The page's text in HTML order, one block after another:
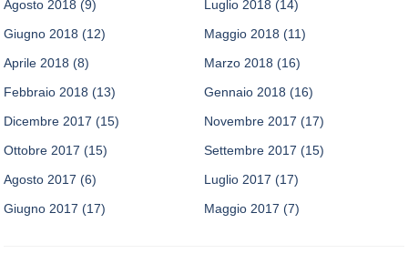
Agosto 2018 (9) Luglio 2018 (14)
Giugno 2018 (12) Maggio 2018 (11)
Aprile 2018 (8) Marzo 2018 (16)
Febbraio 2018 (13) Gennaio 2018 (16)
Dicembre 2017 (15) Novembre 2017 (17)
Ottobre 2017 (15) Settembre 2017 (15)
Agosto 2017 (6) Luglio 2017 (17)
Giugno 2017 (17) Maggio 2017 (7)